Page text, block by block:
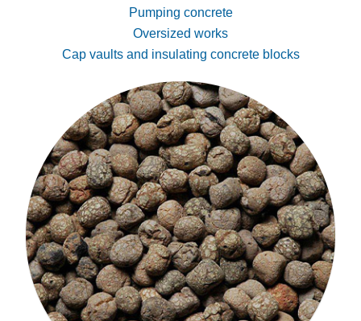
Pumping concrete
Oversized works
Cap vaults and insulating concrete blocks